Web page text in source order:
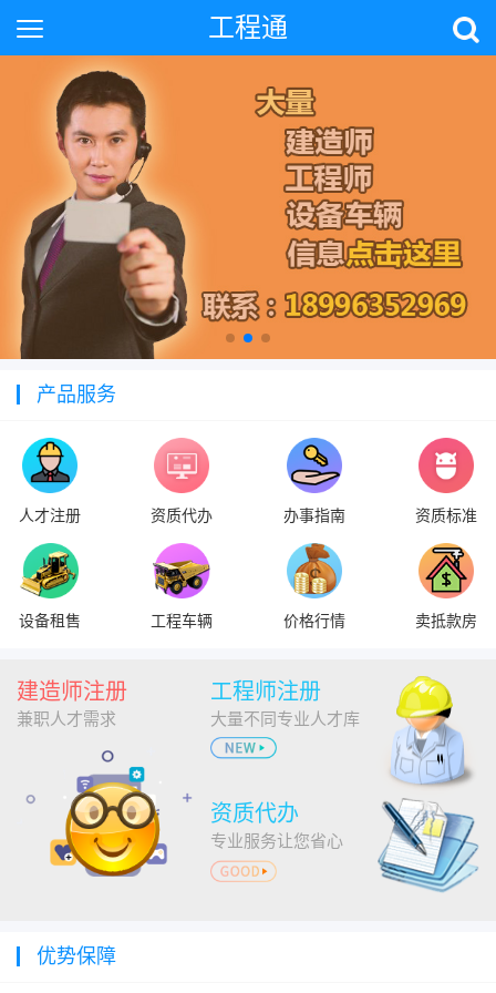
工程通
产品服务
人才注册 资质代办 办事指南 资质标准
设备租售 工程车辆 价格行情 卖抵款房
建造师注册
兼职人才需求
工程师注册
大量不同专业人才库
资质代办
专业服务让您省心
优势保障